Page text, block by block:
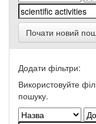
Почати новий
Додати фільтри:
Використовуйте
пошуку.